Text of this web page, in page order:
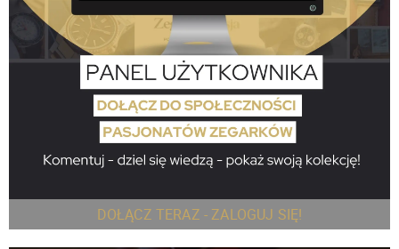
DOŁĄCZ TERAZ - ZALOGUJ SIĘ!